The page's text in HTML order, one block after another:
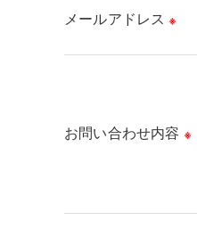
＜個人情報を与
＜個人情報の開
メールアドレス ※
お問い合わせ内容 ※